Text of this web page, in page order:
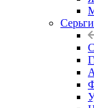
Серьги